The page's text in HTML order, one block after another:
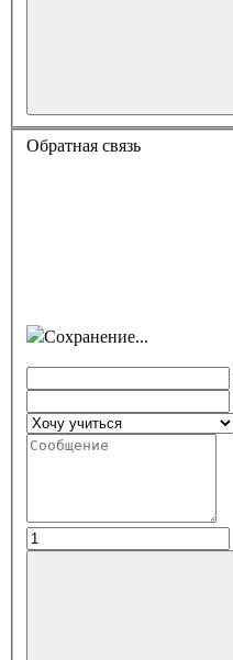
Обратная связь
Сохранение...